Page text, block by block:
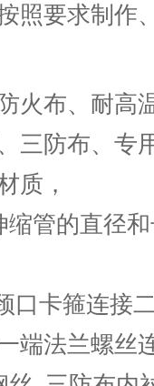
照要求制作
火布、耐高
三防布、专
质，
缩管的直径
口卡箍连接
端法兰螺丝